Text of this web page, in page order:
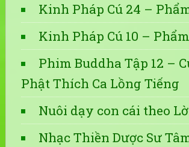
Kinh Pháp Cú 24 –
Kinh Pháp Cú 10 –
Phim Buddha Tập 12 –
Phật Thích Ca Lồng Tiếng
Nuôi dạy con cái theo
Nhạc Thiền Dược Sư